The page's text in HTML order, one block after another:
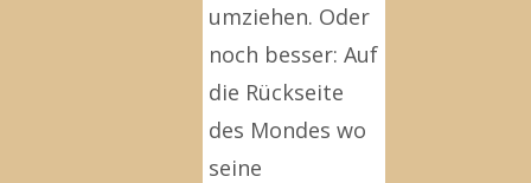
umziehen. Oder
noch besser: Auf
die Rückseite
des Mondes wo
seine